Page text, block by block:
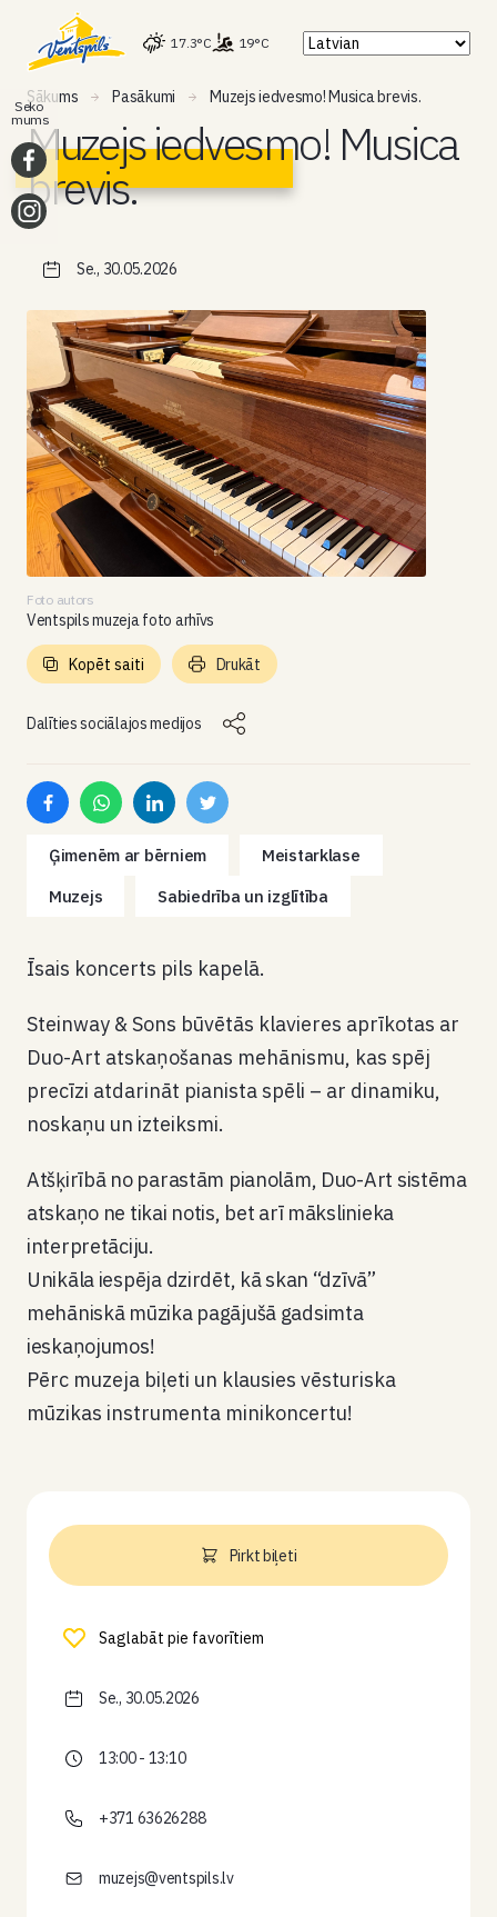
17.3°C 19°C
Sākums Pasākumi Muzejs iedvesmo! Musica brevis.
Muzejs iedvesmo! Musica
brevis.
Se., 30.05.2026
Foto autors
Ventspils muzeja foto arhīvs
Dalīties sociālajos medijos
Kopēt saiti Drukāt
Ģimenēm ar bērniem
Meistarklase
Muzejs
Sabiedrība un izglītība
Īsais koncerts pils kapelā.
Steinway & Sons būvētās klavieres aprīkotas ar
Duo-Art atskaņošanas mehānismu, kas spēj
precīzi atdarināt pianista spēli – ar dinamiku,
noskaņu un izteiksmi.
Atšķirībā no parastām pianolām, Duo-Art sistēma
atskaņo ne tikai notis, bet arī mākslinieka
interpretāciju.
Unikāla iespēja dzirdēt, kā skan “dzīvā”
mehāniskā mūzika pagājušā gadsimta
ieskaņojumos!
Pērc muzeja biļeti un klausies vēsturiska
mūzikas instrumenta minikoncertu!
Pirkt biļeti
Saglabāt pie favorītiem
Se., 30.05.2026
13:00 - 13:10
+371 63626288
muzejs@ventspils.lv
Seko
mums